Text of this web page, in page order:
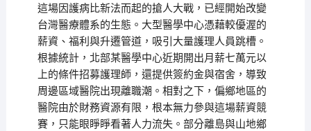
這場因護病比新法而起的搶人大戰，已經開始改變
台灣醫療體系的生態。大型醫學中心憑藉較優渥的
薪資、福利與升遷管道，吸引大量護理人員跳槽。
根據統計，北部某醫學中心近期開出月薪七萬元以
上的條件招募護理師，還提供簽約金與宿舍，導致
周邊區域醫院出現離職潮。相對之下，偏鄉地區的
醫院由於財務資源有限，根本無力參與這場薪資競
賽，只能眼睜睜看著人力流失。部分離島與山地鄉